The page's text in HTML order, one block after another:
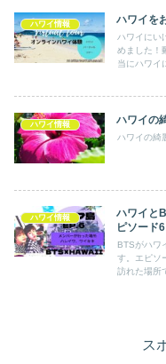
ハワイ情報 ハワイを
ハワイにい
めました！
当にハワイ
ハワイ情報 ハワイの
ハワイの綺
ハワイ情報
ハワイと
ピソード
BTSがハワ
す。エピソ
訪れた場所
ス